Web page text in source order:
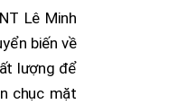
Lê Minh
biến về
lượng để
chục mặt